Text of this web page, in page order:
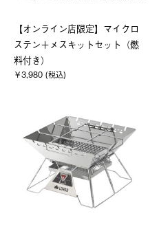
【オンライン店限定】マイクロ
ステン＋メスキットセット（燃
料付き）
￥3,980 (税込)